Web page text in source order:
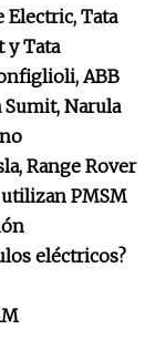
Electric, Tata
y Tata
ABB
Narula
Range Rover
utilizan PMSM
eléctricos?